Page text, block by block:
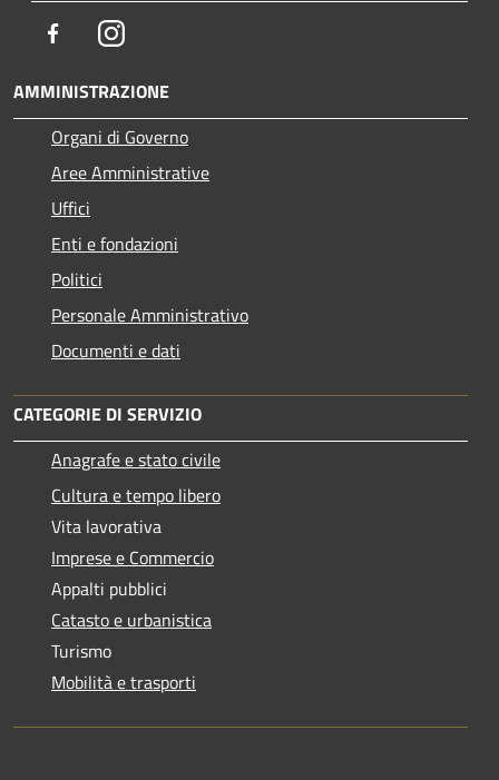
FacebookInstagram
AMMINISTRAZIONE
Organi di Governo
Aree Amministrative
Uffici
Enti e fondazioni
Politici
Personale Amministrativo
Documenti e dati
CATEGORIE DI SERVIZIO
Anagrafe e stato civile
Cultura e tempo libero
Vita lavorativa
Imprese e Commercio
Appalti pubblici
Catasto e urbanistica
Turismo
Mobilità e trasporti